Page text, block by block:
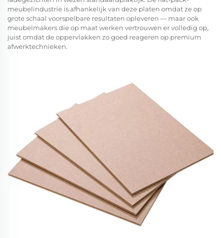
meubelindustrie is afhankelijk van deze platen omdat ze op
grote schaal voorspelbare resultaten opleveren — maar ook
meubelmakers die op maat werken vertrouwen er volledig op,
juist omdat de oppervlakken zo goed reageren op premium
afwerktechnieken.